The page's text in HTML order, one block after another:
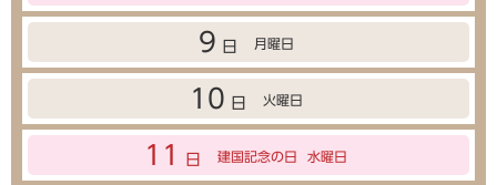
9 日 月曜日
10 日 火曜日
11 日 建国記念の日 水曜日